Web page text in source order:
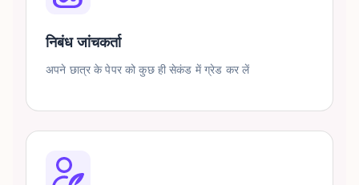
निबंध जांचकर्ता
अपने छात्र के पेपर को कुछ ही सेकंड में ग्रेड कर लें